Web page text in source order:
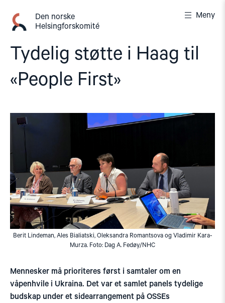
innhold
Den norske
Helsingforskomité
Meny
Tydelig støtte i Haag til
«People First»
Berit Lindeman, Ales Bialiatski, Oleksandra Romantsova og Vladimir Kara-
Murza. Foto: Dag A. Fedøy/NHC
Mennesker må prioriteres først i samtaler om en
våpenhvile i Ukraina. Det var et samlet panels tydelige
budskap under et sidearrangement på OSSEs